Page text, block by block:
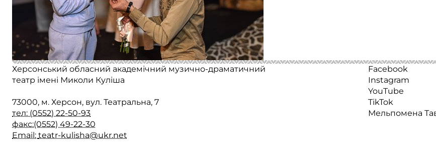
Херсонський обласний академічний музично-драматичний
театр імені Миколи Куліша
73000, м. Херсон, вул. Театральна, 7
тел: (0552) 22-50-93
факс:(0552) 49-22-30
Email: teatr-kulisha@ukr.net
Facebook
Instagram
YouTube
TikTok
Мельпомена